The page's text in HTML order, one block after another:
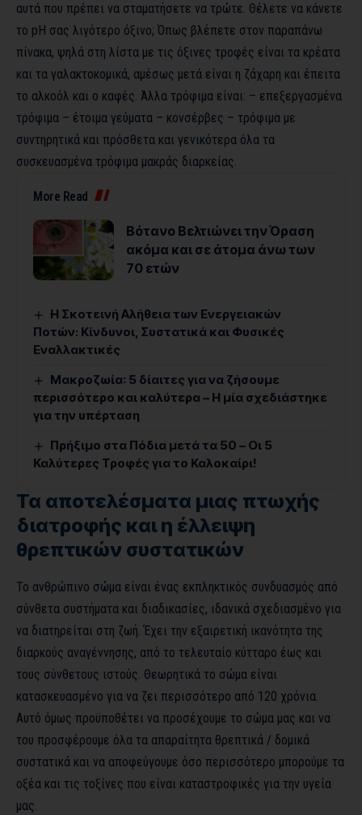
αυτά που πρέπει να σταματήσετε να τρώτε. Θέλετε να κάνετε
το pH σας λιγότερο όξινο; Όπως βλέπετε στον παραπάνω
πίνακα, ψηλά στη λίστα με τις όξινες τροφές είναι τα κρέατα
και τα γαλακτοκομικά, αμέσως μετά είναι η ζάχαρη και έπειτα
το αλκοόλ και ο καφές. Άλλα τρόφιμα είναι: – επεξεργασμένα
τρόφιμα – έτοιμα γεύματα – κονσέρβες – τρόφιμα με
συντηρητικά και πρόσθετα και γενικότερα όλα τα
συσκευασμένα τρόφιμα μακράς διαρκείας.
More Read
Βότανο Βελτιώνει την Όραση
ακόμα και σε άτομα άνω των
70 ετών
Η Σκοτεινή Αλήθεια των Ενεργειακών
Ποτών: Κίνδυνοι, Συστατικά και Φυσικές
Εναλλακτικές
Μακροζωία: 5 δίαιτες για να ζήσουμε
περισσότερο και καλύτερα – Η μία σχεδιάστηκε
για την υπέρταση
Πρήξιμο στα Πόδια μετά τα 50 – Οι 5
Καλύτερες Τροφές για το Καλοκαίρι!
Τα αποτελέσματα μιας πτωχής
διατροφής και η έλλειψη
θρεπτικών συστατικών
Το ανθρώπινο σώμα είναι ένας εκπληκτικός συνδυασμός από
σύνθετα συστήματα και διαδικασίες, ιδανικά σχεδιασμένο για
να διατηρείται στη ζωή. Έχει την εξαιρετική ικανότητα της
διαρκούς αναγέννησης, από το τελευταίο κύτταρο έως και
τους σύνθετους ιστούς. Θεωρητικά το σώμα είναι
κατασκευασμένο για να ζει περισσότερο από 120 χρόνια.
Αυτό όμως προϋποθέτει να προσέχουμε το σώμα μας και να
του προσφέρουμε όλα τα απαραίτητα θρεπτικά / δομικά
συστατικά και να αποφεύγουμε όσο περισσότερο μπορούμε τα
οξέα και τις τοξίνες που είναι καταστροφικές για την υγεία
μας.